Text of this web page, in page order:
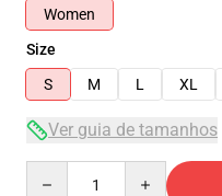
Women
Size
S
M L XL
Ver guia de tamanhos